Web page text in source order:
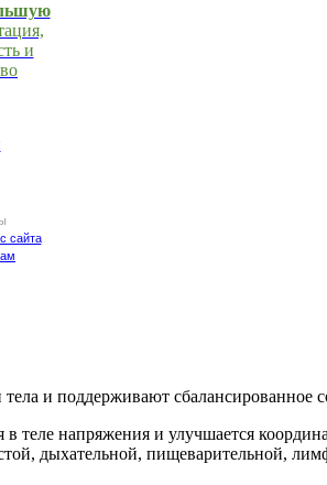
и
сайта
и поддерживают сбалансированное
теле напряжения и улучшается
дыхательной, пищеварительной,